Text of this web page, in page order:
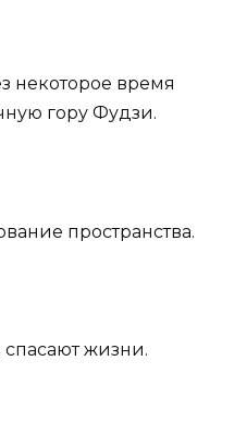
некоторое время
гору Фудзи.
пространства.
спасают жизни.